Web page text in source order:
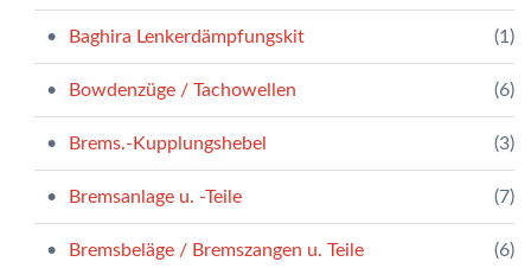
Baghira Lenkerdämpfungskit (1)
Bowdenzüge / Tachowellen (6)
Brems.-Kupplungshebel (3)
Bremsanlage u. -Teile (7)
Bremsbeläge / Bremszangen u. Teile (6)